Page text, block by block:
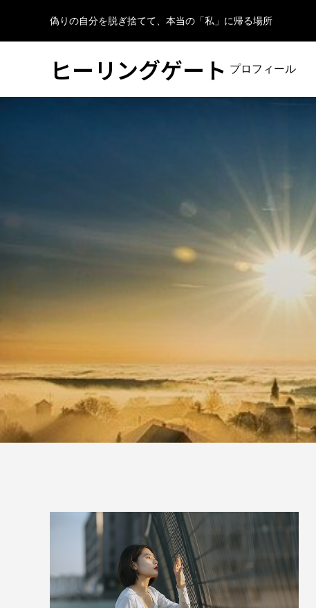
偽りの自分を脱ぎ捨てて、本当の「私」に帰る場所
ヒーリングゲート プロフィール